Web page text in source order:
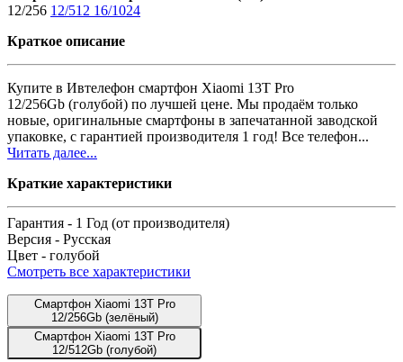
12/256 12/512 16/1024
Краткое описание
Купите в Ивтелефон смартфон Xiaomi 13T Pro
12/256Gb (голубой) по лучшей цене. Мы продаём только
новые, оригинальные смартфоны в запечатанной заводской
упаковке, с гарантией производителя 1 год! Все телефон...
Читать далее...
Краткие характеристики
Гарантия - 1 Год (от производителя)
Версия - Русская
Цвет - голубой
Смотреть все характеристики
Смартфон Xiaomi 13T Pro
12/256Gb (зелёный)
Смартфон Xiaomi 13T Pro
12/512Gb (голубой)